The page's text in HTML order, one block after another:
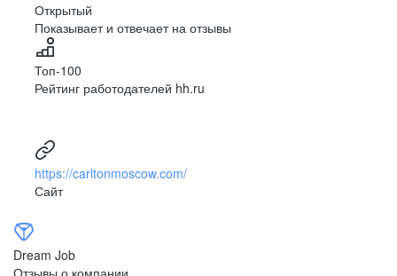
Открытый
Показывает и отвечает на отзывы
Топ-100
Рейтинг работодателей hh.ru
https://carltonmoscow.com/
Сайт
Dream Job